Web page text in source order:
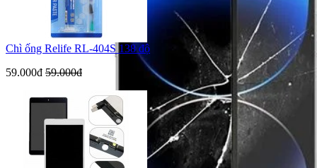
Chì ống Relife RL-404S 138 độ
59.000đ 59.000đ